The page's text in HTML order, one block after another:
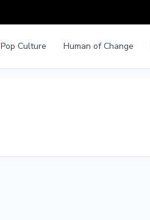
Pop Culture Human of Change